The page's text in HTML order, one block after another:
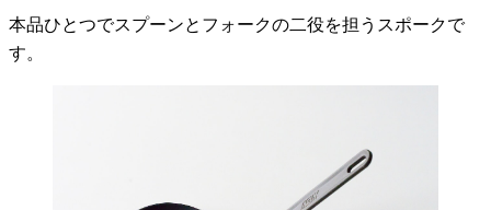
本品ひとつでスプーンとフォークの二役を担うスポークで
す。